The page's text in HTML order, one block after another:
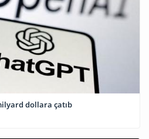
dollara çatıb